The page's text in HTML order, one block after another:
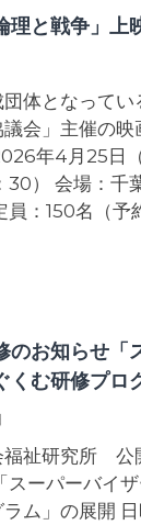
理と戦争」上
体となって
会」主催の
年4月25日
30） 会場：千
員：150名（予
のお知らせ「
くむ研修プロ
福祉研究所 公
スーパーバイ
ム」の展開